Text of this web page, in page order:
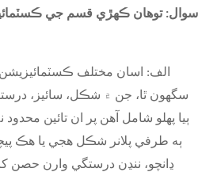
سوال: توهان ڪهڙي قسم جي
الف: اسان مختلف
سگهون ٿا، جن ۾ شڪل، سائيز،
ٻيا پهلو شامل آهن پر ان تائين
ٻه طرفي پلانر شڪل هجي يا هڪ
ڍانچو، ننڍن درستگي وارن حصن